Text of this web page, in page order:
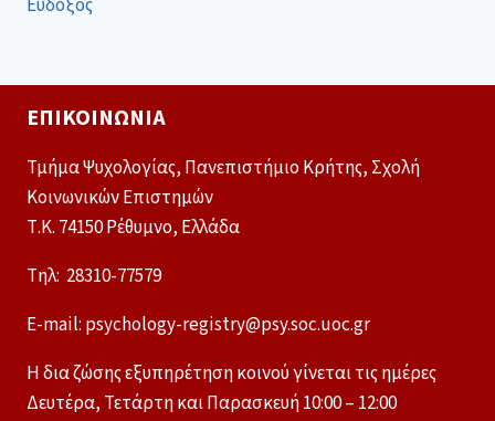
Εύδοξος
ΕΠΙΚΟΙΝΩΝΊΑ
Τμήμα Ψυχολογίας, Πανεπιστήμιο Κρήτης, Σχολή
Κοινωνικών Επιστημών
Τ.Κ. 74150 Ρέθυμνο, Ελλάδα
Tηλ: 28310-77579
E-mail: psychology-registry@psy.soc.uoc.gr
Η δια ζώσης εξυπηρέτηση κοινού γίνεται τις ημέρες
Δευτέρα, Τετάρτη και Παρασκευή 10:00 – 12:00